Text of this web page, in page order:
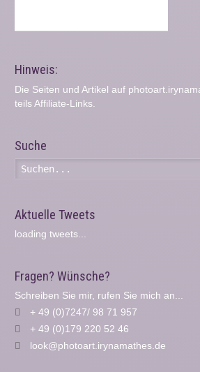
Hinweis:
Die Seiten und Artikel auf
teils Affiliate-Links.
Suche
Aktuelle Tweets
loading tweets...
Fragen? Wünsche?
Schreiben Sie mir, rufen Sie mich an...
+ 49 (0)7247/ 98 71 957
+ 49 (0)179 220 52 46
look@photoart.irynamathes.de